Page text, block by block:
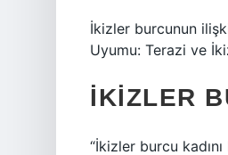
İkizler burcunun
Uyumu: Terazi ve
İKIZLER
“İkizler burcu